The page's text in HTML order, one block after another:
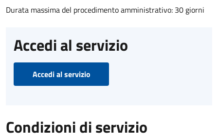
Durata massima del procedimento amministrativo: 30 giorni
Accedi al servizio
Accedi al servizio
Condizioni di servizio